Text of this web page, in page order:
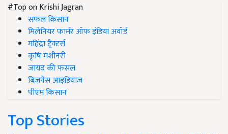
#Top on Krishi Jagran
सफल किसान
मिलेनियर फार्मर ऑफ इंडिया अवॉर्ड
महिंद्रा ट्रैक्टर्स
कृषि मशीनरी
जायद की फसल
बिज़नेस आइडियाज
पीएम किसान
Top Stories